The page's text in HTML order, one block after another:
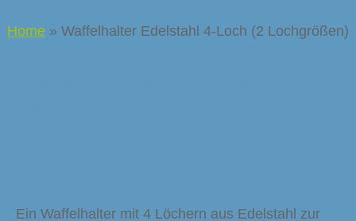
Home » Waffelhalter Edelstahl 4-Loch (2 Lochgrößen)
Ein Waffelhalter mit 4 Löchern aus Edelstahl zur